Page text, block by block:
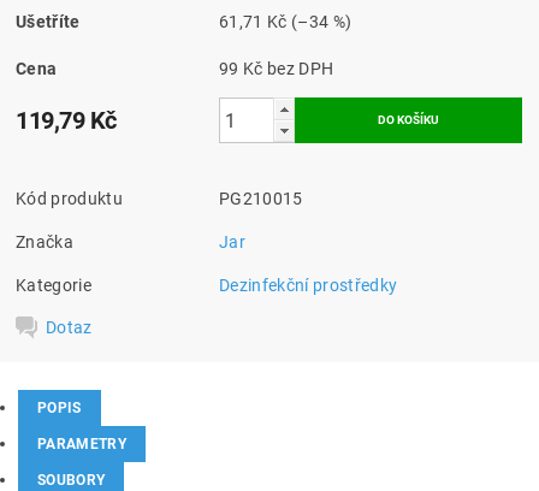
Ušetříte 61,71 Kč (–34 %)
Cena 99 Kč bez DPH
119,79 Kč
Kód produktu PG210015
Značka Jar
Kategorie Dezinfekční prostředky
Dotaz
POPIS
PARAMETRY
SOUBORY